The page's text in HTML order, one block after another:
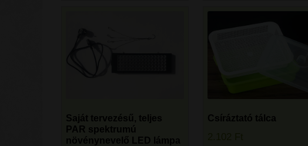
Saját tervezésű, teljes
PAR spektrumú
növénynevelő LED lámpa
Csíráztató tálca